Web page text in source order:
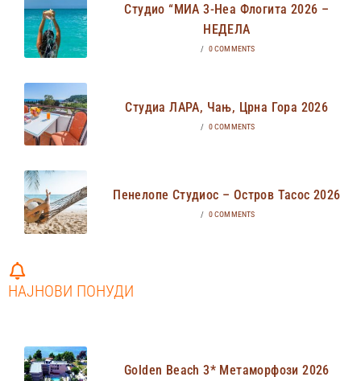
Студио “МИА 3-Неа Флогита 2026 –
НЕДЕЛА
/ 0 COMMENTS
Студиа ЛАРА, Чањ, Црна Гора 2026
/ 0 COMMENTS
Пенелопе Студиос – Остров Тасос 2026
/ 0 COMMENTS
НАЈНОВИ ПОНУДИ
Golden Beach 3* Метаморфози 2026